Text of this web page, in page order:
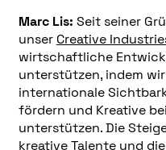
Marc Lis: Seit seiner
unser Creative
wirtschaftliche
unterstützen, indem
internationale
fördern und Kreative
unterstützen. Die
kreative Talente und